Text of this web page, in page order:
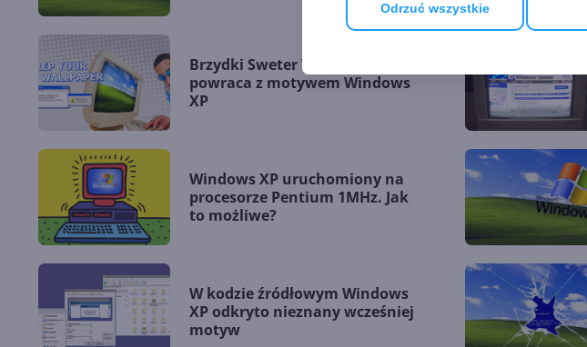
Odrzuć wszystkie
Brzydki Sweter Windows
powraca z motywem Windows
XP
Windows XP uruchomiony na
procesorze Pentium 1MHz. Jak
to możliwe?
W kodzie źródłowym Windows
XP odkryto nieznany wcześniej
motyw